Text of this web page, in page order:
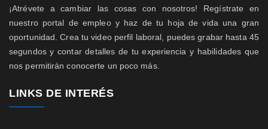
¡Atrévete a cambiar las cosas con nosotros! Regístrate en
nuestro portal de empleo y haz de tu hoja de vida una gran
oportunidad. Crea tu video perfil laboral, puedes grabar hasta 45
segundos y contar detalles de tu experiencia y habilidades que
nos permitirán conocerte un poco más.
LINKS DE INTERÉS